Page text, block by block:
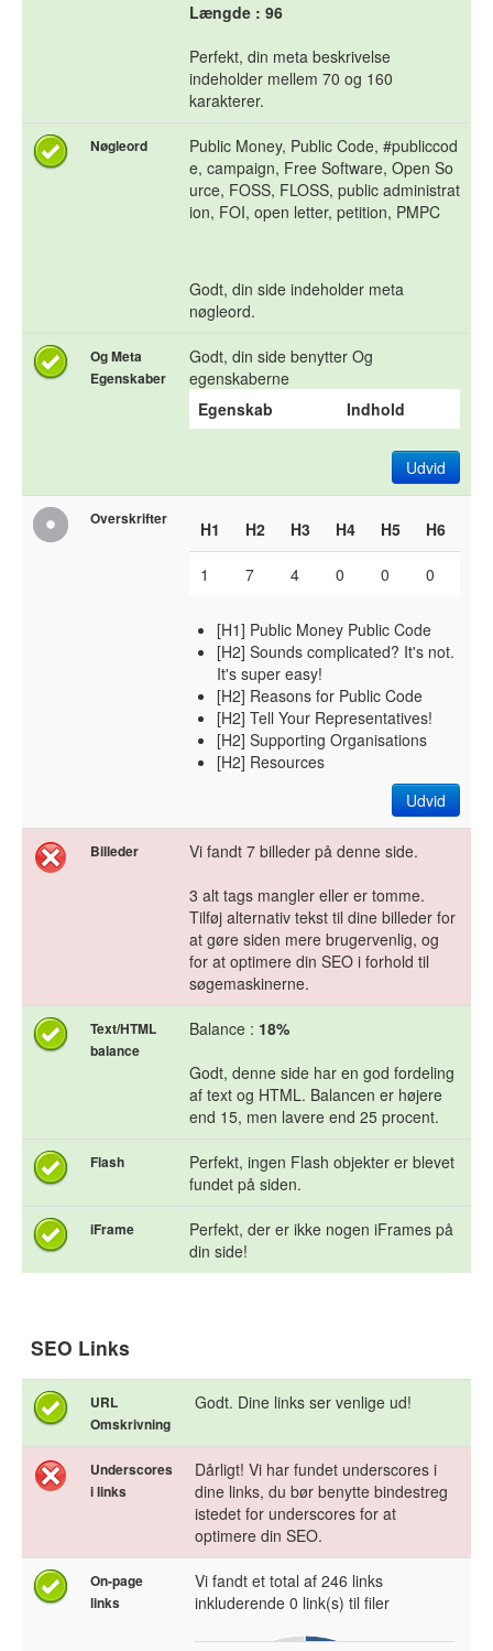
Længde : 96
Perfekt, din meta beskrivelse
indeholder mellem 70 og 160
karakterer.
Nøgleord
Public Money, Public Code, #publiccod
e, campaign, Free Software, Open So
urce, FOSS, FLOSS, public administrat
ion, FOI, open letter, petition, PMPC
Godt, din side indeholder meta
nøgleord.
Og Meta
Egenskaber
Godt, din side benytter Og
egenskaberne
Egenskab
Indhold
Udvid
Overskrifter H1 H2 H3 H4 H5 H6
1 7 4 0 0 0
[H1] Public Money Public Code
[H2] Sounds complicated? It's not.
It's super easy!
[H2] Reasons for Public Code
[H2] Tell Your Representatives!
[H2] Supporting Organisations
[H2] Resources
Udvid
Billeder
Vi fandt 7 billeder på denne side.
3 alt tags mangler eller er tomme.
Tilføj alternativ tekst til dine billeder for
at gøre siden mere brugervenlig, og
for at optimere din SEO i forhold til
søgemaskinerne.
Text/HTML
balance
Balance : 18%
Godt, denne side har en god fordeling
af text og HTML. Balancen er højere
end 15, men lavere end 25 procent.
Flash
Perfekt, ingen Flash objekter er blevet
fundet på siden.
iFrame
Perfekt, der er ikke nogen iFrames på
din side!
SEO Links
URL
Omskrivning
Godt. Dine links ser venlige ud!
Underscores
i links
Dårligt! Vi har fundet underscores i
dine links, du bør benytte bindestreg
istedet for underscores for at
optimere din SEO.
On-page
links
Vi fandt et total af 246 links
inkluderende 0 link(s) til filer